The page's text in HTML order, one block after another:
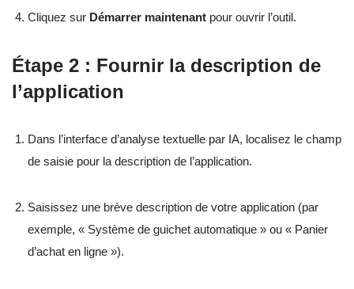
Cliquez sur Démarrer maintenant pour ouvrir l’outil.
Étape 2 : Fournir la description de
l’application
Dans l’interface d’analyse textuelle par IA, localisez le champ
de saisie pour la description de l’application.
Saisissez une brève description de votre application (par
exemple, « Système de guichet automatique » ou « Panier
d’achat en ligne »).